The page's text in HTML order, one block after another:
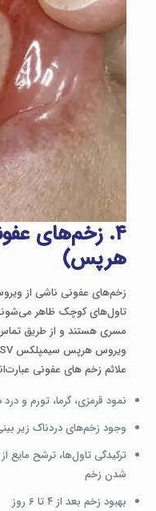
۴. زخم‌های
هرپس)
زخم‌های عفونی ناشی از
تاول‌های کوچک ظاهر
مسری هستند و از طریق
علائم زخم‌ های عفونی
نمود قرمزی، گرما، تورم و
وجود زخم‌های دردناک زیر
ترکیدگی تاول‌ها، ترشح مایع
شدن زخم
بهبود زخم بعد از ۴ تا ۶ روز